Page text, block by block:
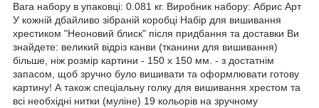
Вага набору в упаковці: 0.081 кг. Виробник набору: Абрис Арт
У кожній дбайливо зібраній коробці Набір для вишивання
хрестиком "Неоновий блиск" після придбання та доставки Ви
знайдете: великий відріз канви (тканини для вишивання)
більше, ніж розмір картини - 150 х 150 мм. - з достатнім
запасом, щоб зручно було вишивати та оформлювати готову
картину! А також спеціальну голку для вишивання хрестом та
всі необхідні нитки (муліне) 19 кольорів на зручному